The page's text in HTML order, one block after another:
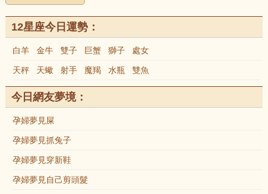
12星座今日運勢：
白羊 金牛 雙子 巨蟹 獅子 處女
天秤 天蠍 射手 魔羯 水瓶 雙魚
今日網友夢境：
孕婦夢見屎
孕婦夢見抓兔子
孕婦夢見穿新鞋
孕婦夢見自己剪頭髮